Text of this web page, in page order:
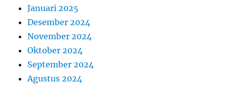
Januari 2025
Desember 2024
November 2024
Oktober 2024
September 2024
Agustus 2024